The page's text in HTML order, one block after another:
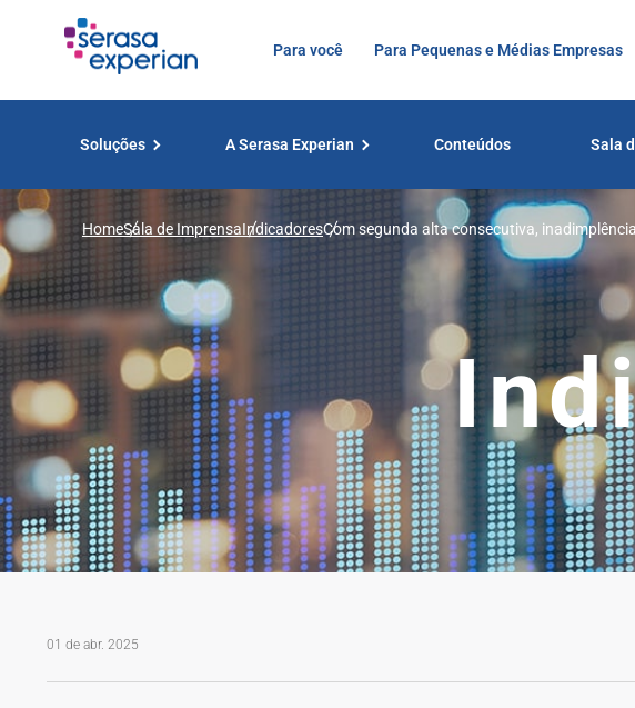
Para você Para Pequenas e Médias Empresas
Soluções A Serasa Experian Conteúdos Sala
HomeSala de ImprensaIndicadoresCom segunda alta consecutiva,
fevereiro, releva Serasa Experian
01 de abr. 2025